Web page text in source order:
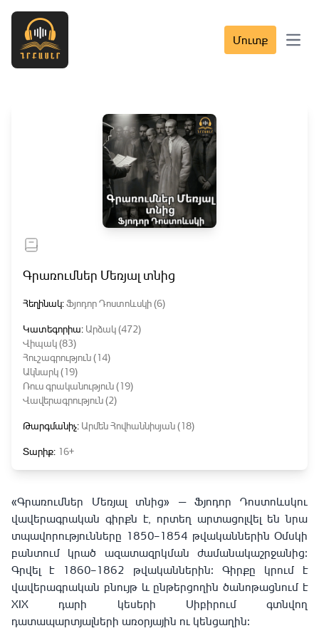
Մուտք Open
Գրառումներ Մեռյալ տնից
Հեղինակ:Ֆյոդոր Դոստոևսկի (6)
Կատեգորիա: Արձակ (472)
Վիպակ (83)
Հուշագրություն (14)
Ակնարկ (19)
Ռուս գրականություն (19)
Վավերագրություն (2)
Թարգմանիչ: Արմեն Հովհաննիսյան (18)
Տարիք: 16+
«Գրառումներ Մեռյալ տնից» — Ֆյոդոր Դոստոևսկու
վավերագրական գիրքն է, որտեղ արտացոլվել են նրա
տպավորությունները 1850–1854 թվականներին Օմսկի
բանտում կրած ազատազրկման ժամանակաշրջանից։
Գրվել է 1860–1862 թվականներին։ Գիրքը կրում է
վավերագրական բնույթ և ընթերցողին ծանոթացնում է
XIX դարի կեսերի Սիբիրում գտնվող
դատապարտյալների առօրյային ու կենցաղին։